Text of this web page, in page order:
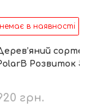
немає в наявності
Розвиток 5
грн.